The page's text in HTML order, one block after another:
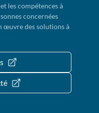
les compétences à
concernées
œuvre des solutions à